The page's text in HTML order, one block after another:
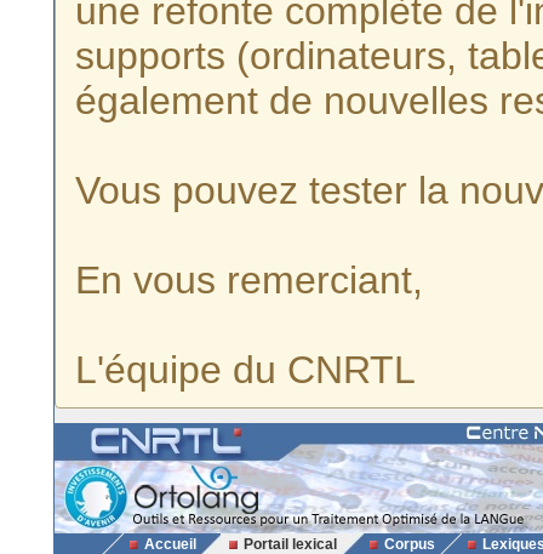
une refonte complète de
supports (ordinateurs,
également de nouvelles
Vous pouvez tester la
En vous remerciant,
L'équipe du CNRTL
Accueil Portail lexical Corpus